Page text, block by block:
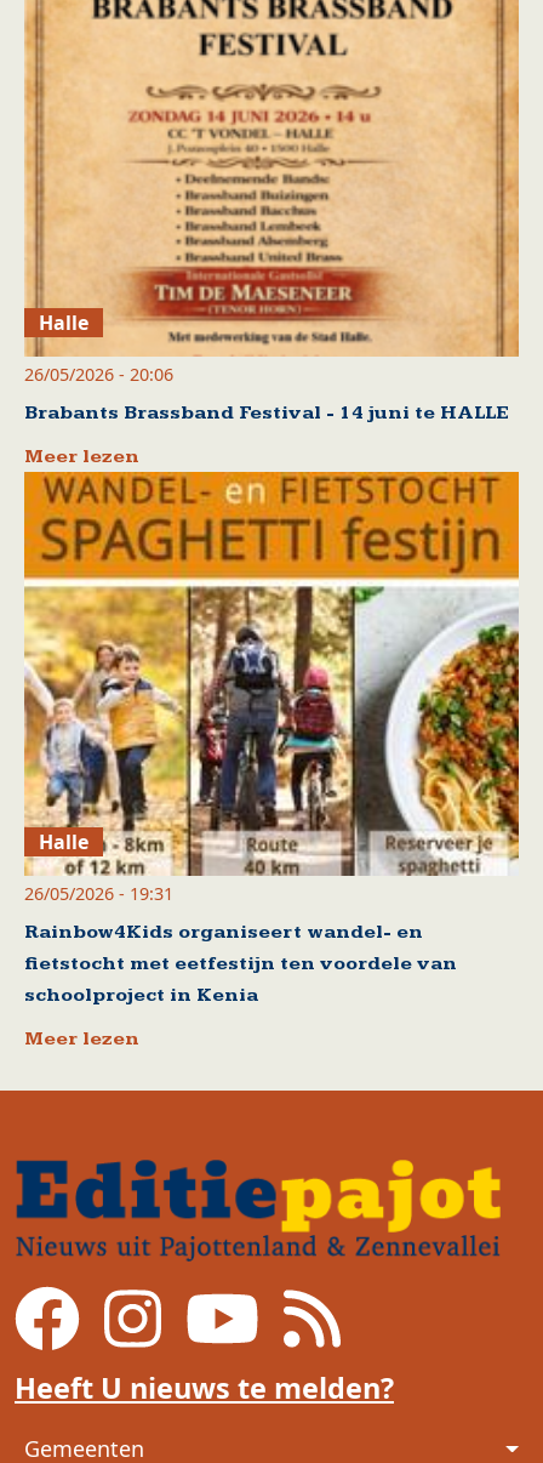
Halle
26/05/2026 - 20:06
Brabants Brassband Festival - 14 juni te HALLE
Meer lezen
Halle
26/05/2026 - 19:31
Rainbow4Kids organiseert wandel- en
fietstocht met eetfestijn ten voordele van
schoolproject in Kenia
Meer lezen
Heeft U nieuws te melden?
Voet
Gemeenten